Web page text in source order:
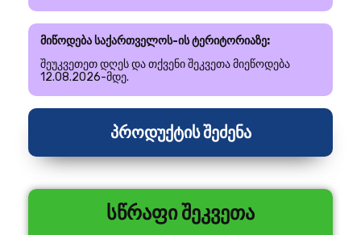
მიწოდება საქართველოს-ის ტერიტორიაზე:
შეუკვეთეთ დღეს და თქვენი შეკვეთა მიეწოდება
12.08.2026-მდე.
პროდუქტის შეძენა
სწრაფი შეკვეთა